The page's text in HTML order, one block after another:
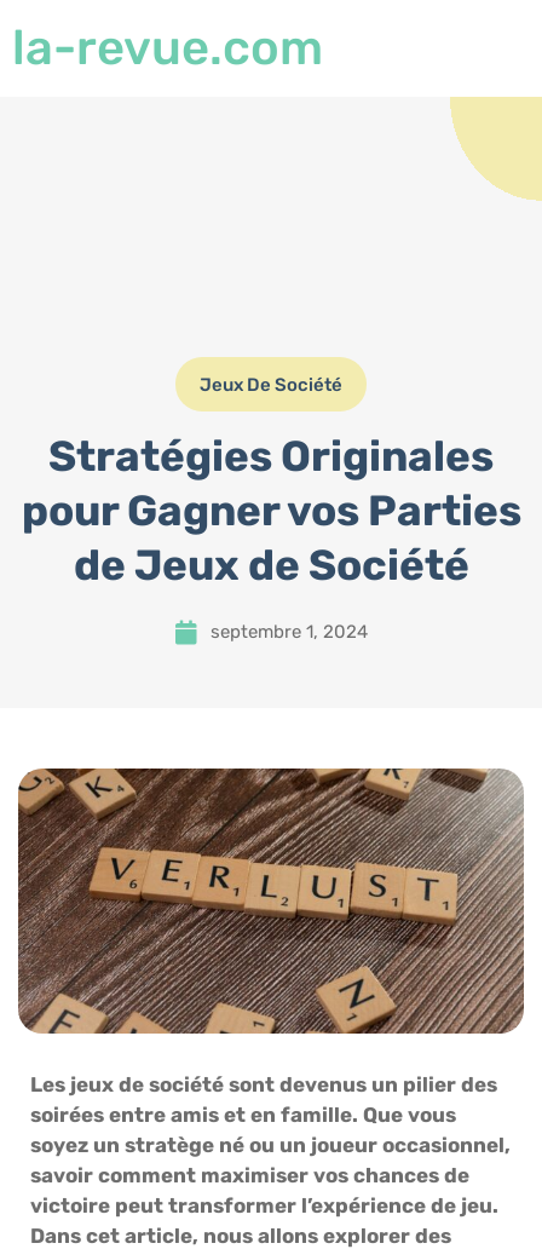
la-revue.com
Jeux De Société
Stratégies Originales
pour Gagner vos Parties
de Jeux de Société
septembre 1, 2024
Les jeux de société sont devenus un pilier des
soirées entre amis et en famille. Que vous
soyez un stratège né ou un joueur occasionnel,
savoir comment maximiser vos chances de
victoire peut transformer l’expérience de jeu.
Dans cet article, nous allons explorer des